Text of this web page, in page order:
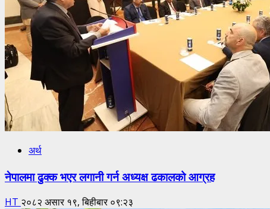
अर्थ
नेपालमा ढुक्क भएर लगानी गर्न अध्यक्ष ढकालको आग्रह
HT २०८२ असार १९, बिहीबार ०९:२३